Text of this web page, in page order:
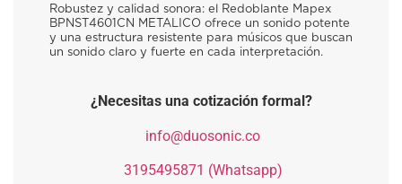
Robustez y calidad sonora: el Redoblante Mapex
BPNST4601CN METALICO ofrece un sonido potente
y una estructura resistente para músicos que buscan
un sonido claro y fuerte en cada interpretación.
¿Necesitas una cotización formal?
info@duosonic.co
3195495871 (Whatsapp)